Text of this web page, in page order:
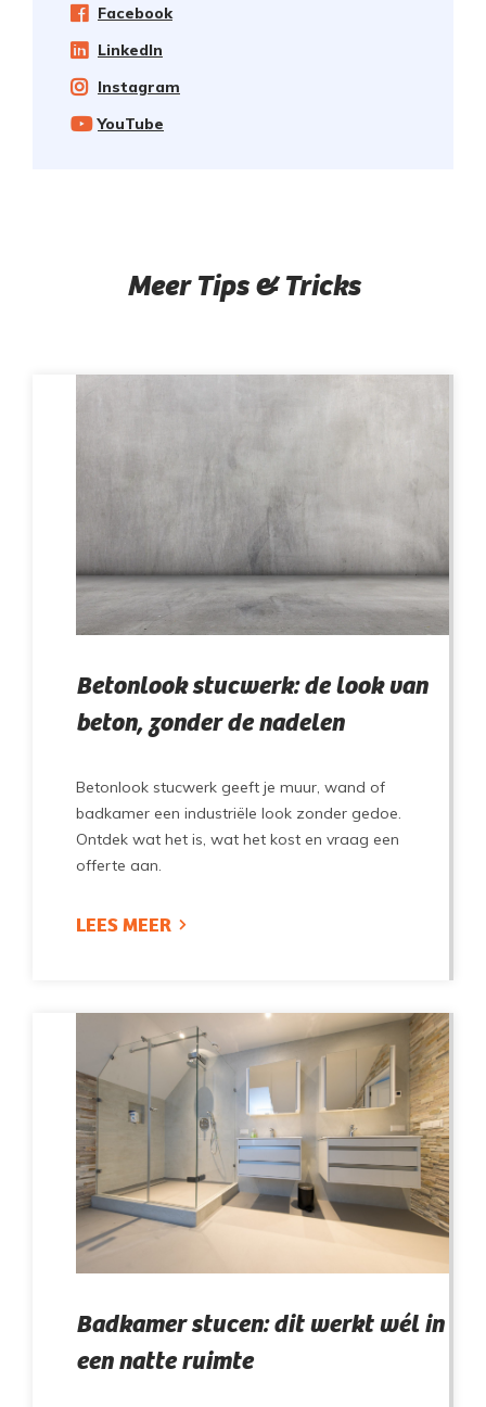
Facebook
LinkedIn
Instagram
YouTube
Meer Tips & Tricks
Betonlook stucwerk: de look van
beton, zonder de nadelen
Betonlook stucwerk geeft je muur, wand of
badkamer een industriële look zonder gedoe.
Ontdek wat het is, wat het kost en vraag een
offerte aan.
LEES MEER
Badkamer stucen: dit werkt wél in
een natte ruimte